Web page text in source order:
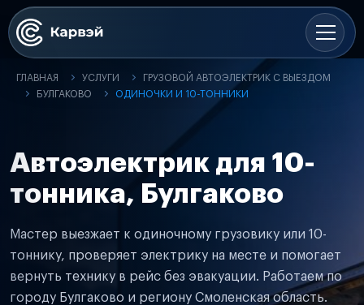
ГЛАВНАЯ УСЛУГИ
ГРУЗОВОЙ АВТОЭЛЕКТРИК С ВЫЕЗДОМ
БУЛГАКОВО
ОДИНОЧКИ И 10-ТОННИКИ
Автоэлектрик для 10-
тонника, Булгаково
Мастер выезжает к одиночному грузовику или 10-
тоннику, проверяет электрику на месте и помогает
вернуть технику в рейс без эвакуации. Работаем по
городу Булгаково и региону Смоленская область.